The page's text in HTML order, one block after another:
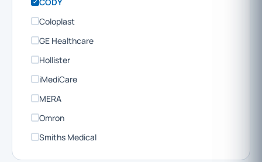
Coloplast
GE Healthcare
Hollister
iMediCare
MERA
Omron
Smiths Medical